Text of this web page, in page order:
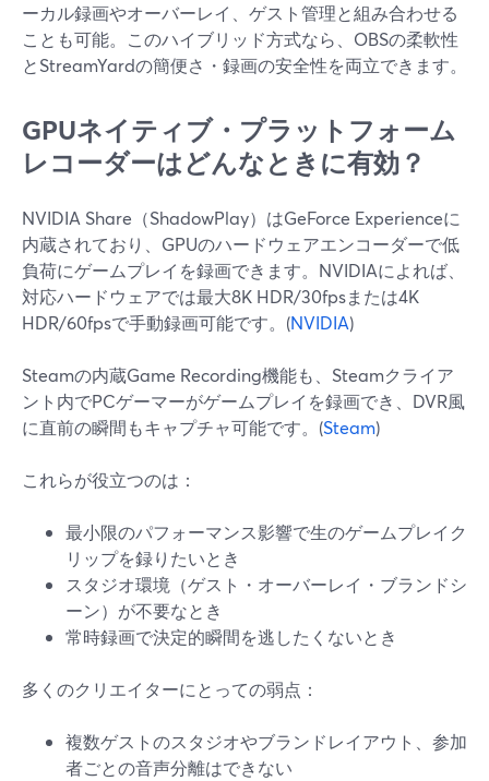
ーカル録画やオーバーレイ、ゲスト管理と組み合わせる
ことも可能。このハイブリッド方式なら、OBSの柔軟性
とStreamYardの簡便さ・録画の安全性を両立できます。
GPUネイティブ・プラットフォーム
レコーダーはどんなときに有効？
NVIDIA Share（ShadowPlay）はGeForce Experienceに
内蔵されており、GPUのハードウェアエンコーダーで低
負荷にゲームプレイを録画できます。NVIDIAによれば、
対応ハードウェアでは最大8K HDR/30fpsまたは4K
HDR/60fpsで手動録画可能です。(NVIDIA)
Steamの内蔵Game Recording機能も、Steamクライア
ント内でPCゲーマーがゲームプレイを録画でき、DVR風
に直前の瞬間もキャプチャ可能です。(Steam)
これらが役立つのは：
最小限のパフォーマンス影響で生のゲームプレイク
リップを録りたいとき
スタジオ環境（ゲスト・オーバーレイ・ブランドシ
ーン）が不要なとき
常時録画で決定的瞬間を逃したくないとき
多くのクリエイターにとっての弱点：
複数ゲストのスタジオやブランドレイアウト、参加
者ごとの音声分離はできない